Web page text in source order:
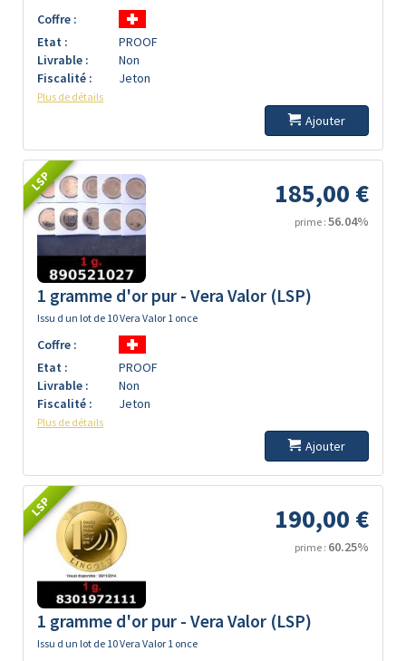
Coffre :
Etat :
PROOF
Livrable :
Non
Fiscalité :
Jeton
Plus de détails
Ajouter
LSP 185,00 €
prime : 56.04%
1 gramme d'or pur - Vera Valor (LSP)
Issu d un lot de 10 Vera Valor 1 once
Coffre :
Etat :
PROOF
Livrable :
Non
Fiscalité :
Jeton
Plus de détails
Ajouter
LSP 190,00 €
prime : 60.25%
1 gramme d'or pur - Vera Valor (LSP)
Issu d un lot de 10 Vera Valor 1 once